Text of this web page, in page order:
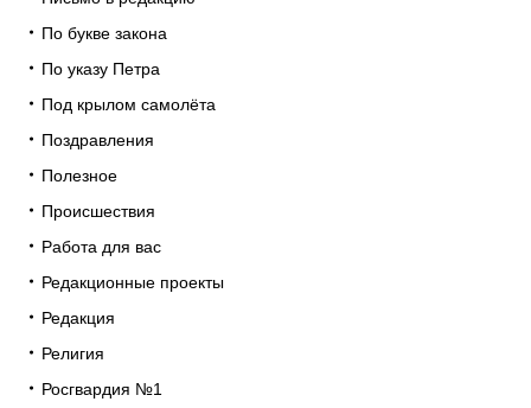
По букве закона
По указу Петра
Под крылом самолёта
Поздравления
Полезное
Происшествия
Работа для вас
Редакционные проекты
Редакция
Религия
Росгвардия №1